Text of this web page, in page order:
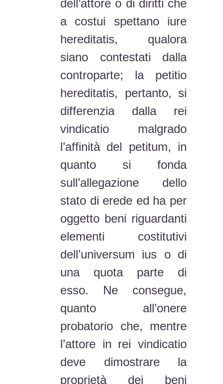
hereditatis, pertanto, si
differenzia dalla rei
vindicatio malgrado
l’affinità del petitum, in
quanto si fonda
sull’allegazione dello
stato di erede ed ha per
oggetto beni riguardanti
elementi costitutivi
dell’universum ius o di
una quota parte di
esso. Ne consegue,
quanto all’onere
probatorio che, mentre
l’attore in rei vindicatio
deve dimostrare la
proprietà dei beni
attraverso una serie di
regolari passaggi
durante tutto il periodo
di tempo necessario